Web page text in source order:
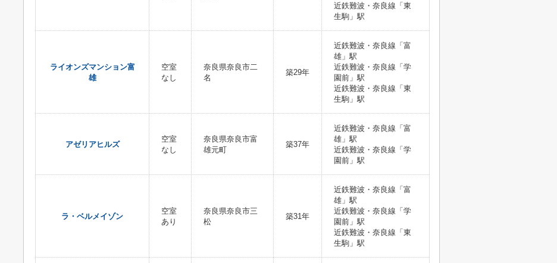
近鉄難波・奈良線「東
生駒」駅
ライオンズマンション富
雄
空室
なし
奈良県奈良市二
名
築29年
近鉄難波・奈良線「富
雄」駅
近鉄難波・奈良線「学
園前」駅
近鉄難波・奈良線「東
生駒」駅
アゼリアヒルズ
空室
なし
奈良県奈良市富
雄元町
築37年
近鉄難波・奈良線「富
雄」駅
近鉄難波・奈良線「学
園前」駅
ラ・ベルメイゾン
空室
あり
奈良県奈良市三
松
築31年
近鉄難波・奈良線「富
雄」駅
近鉄難波・奈良線「学
園前」駅
近鉄難波・奈良線「東
生駒」駅